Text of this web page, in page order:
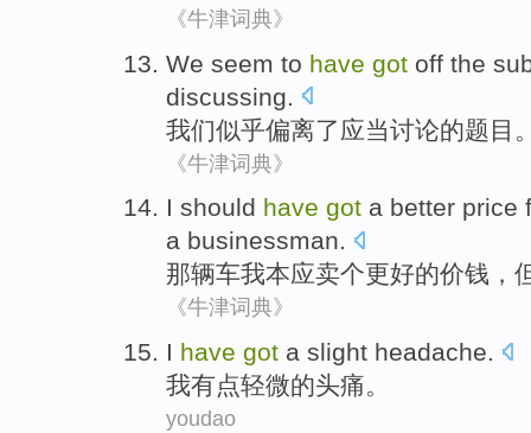
《牛津词典》
We seem to have got off the
discussing
我们似乎偏离了 应当讨论的题目
《牛津词典》
I should have got a better price
a businessman.
那辆车我本应卖个更好的价钱 ，
《牛津词典》
I have got a slight headache.
我有点轻微的头痛。
youdao